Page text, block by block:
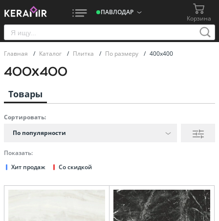
ПАВЛОДАР
Корзина
Главная / Каталог / Плитка / По размеру / 400х400
400х400
Товары
Сортировать:
По популярности
Показать:
Хит продаж
Со скидкой